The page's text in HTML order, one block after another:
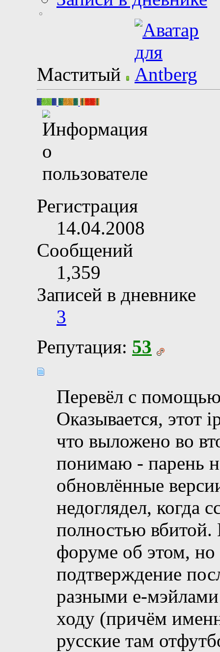
Маститый
Регистрация
14.04.2008
Сообщений
1,359
Записей в дневнике
3
Репутация: 53
Перевёл с
Оказывается, этот
что выложено во
понимаю - парень
обновлённые
недоглядел, когда
полностью вбитой.
форуме об этом,
подтверждение
разными е-мэйлами
ходу (причём
русские там